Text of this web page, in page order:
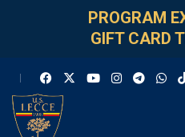
PROGRAM
GIFT CARD